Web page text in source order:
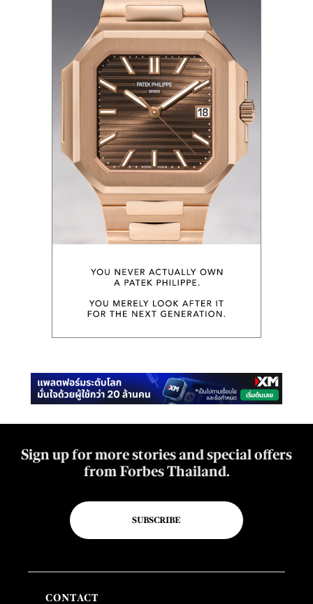
Sign up for more stories and special offers
from Forbes Thailand.
SUBSCRIBE
CONTACT